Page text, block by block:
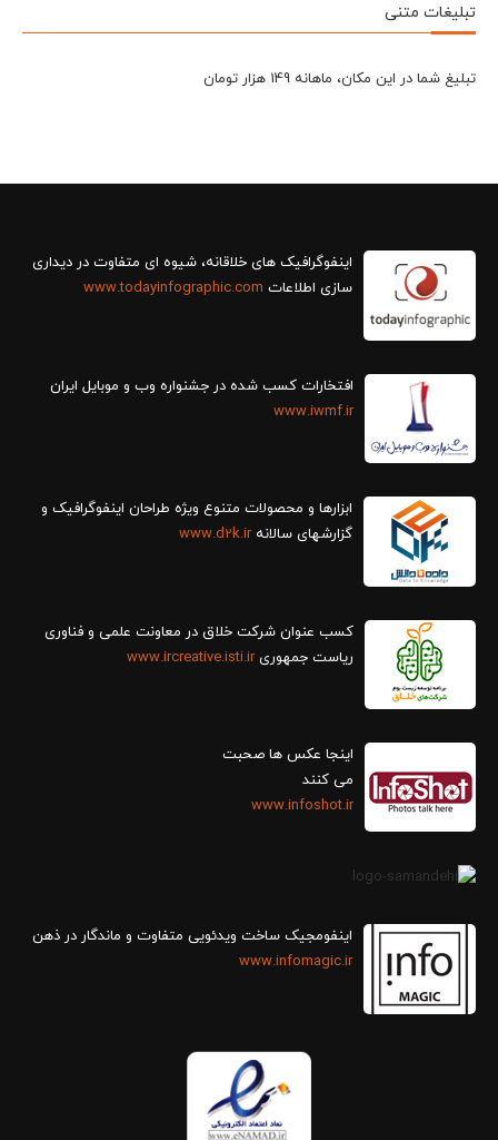
تبلیغات متنی
تبلیغ شما در این مکان، ماهانه 149 هزار تومان
سازی اطلاعات www.todayinfographic.com
افتخارات کسب شده در جشنواره وب و موبایل ایران
www.iwmf.ir
ابزارها و محصولات متنوع ویژه طراحان اینفوگرافیک و
گزارش‎های سالانه
www.d2k.ir
کسب عنوان شرکت خلاق در معاونت علمی و فناوری
ریاست جمهوریwww.ircreative.isti.ir
اینجا عکس ها صحبت
می کنند
www.infoshot.ir
اینفومجیک ساخت ویدئویی متفاوت و ماندگار در ذهن
www.infomagic.ir